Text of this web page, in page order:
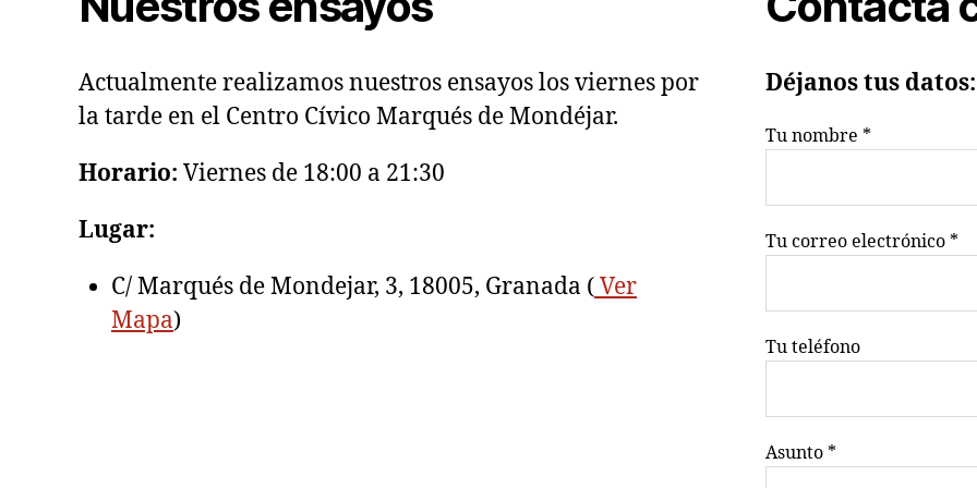
Actualmente realizamos nuestros ensayos los viernes por
la tarde en el Centro Cívico Marqués de Mondéjar.
Horario: Viernes de 18:00 a 21:30
Lugar:
C/ Marqués de Mondejar, 3, 18005, Granada (Ver
Mapa)
Déjanos tus datos:
Tu nombre *
Tu correo electrónico *
Tu teléfono
Asunto *